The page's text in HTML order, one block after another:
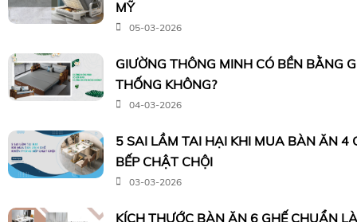
MỸ
05-03-2026
GIƯỜNG THÔNG MINH CÓ BỀN BẰNG
THỐNG KHÔNG?
04-03-2026
5 SAI LẦM TAI HẠI KHI MUA BÀN ĂN 4
BẾP CHẬT CHỘI
03-03-2026
KÍCH THƯỚC BÀN ĂN 6 GHẾ CHUẨN